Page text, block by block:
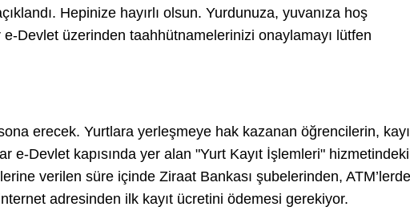
Hepinize hayırlı olsun. Yurdunuza, yuvanıza hoş
Devlet üzerinden taahhütnamelerinizi onaylamayı lütfen
erecek. Yurtlara yerleşmeye hak kazanan öğrencilerin,
e-Devlet kapısında yer alan "Yurt Kayıt İşlemleri" hizmetindeki
verilen süre içinde Ziraat Bankası şubelerinden,
adresinden ilk kayıt ücretini ödemesi gerekiyor.